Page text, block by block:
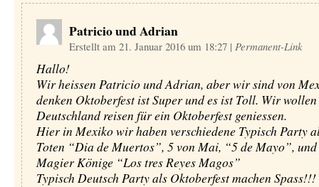
Patricio und Adrian
Erstellt am 21. Januar 2016 um 18:27 | Permanent-Link
Hallo!
Wir heissen Patricio und Adrian, aber wir sind von
denken Oktoberfest ist Super und es ist Toll. Wir wollen
Deutschland reisen für ein Oktoberfest geniessen.
Hier in Mexiko wir haben verschiedene Typisch Party
Toten “Dia de Muertos”, 5 von Mai, “5 de Mayo”,
Magier Könige “Los tres Reyes Magos”
Typisch Deutsch Party als Oktoberfest machen Spass!!!